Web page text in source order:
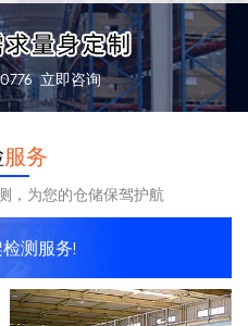
立即咨询
服务
，为您的仓储保驾护航
测服务!